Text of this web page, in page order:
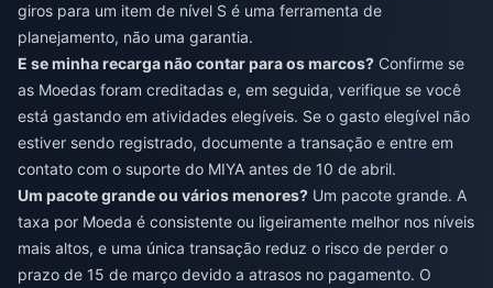
giros para um item de nível S é uma ferramenta de
planejamento, não uma garantia.
E se minha recarga não contar para os marcos? Confirme se
as Moedas foram creditadas e, em seguida, verifique se você
está gastando em atividades elegíveis. Se o gasto elegível não
estiver sendo registrado, documente a transação e entre em
contato com o suporte do MIYA antes de 10 de abril.
Um pacote grande ou vários menores? Um pacote grande. A
taxa por Moeda é consistente ou ligeiramente melhor nos níveis
mais altos, e uma única transação reduz o risco de perder o
prazo de 15 de março devido a atrasos no pagamento. O